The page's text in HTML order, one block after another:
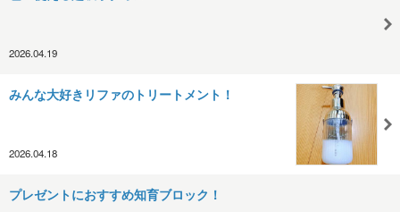
2026.04.19
みんな大好きリファのトリートメント！
2026.04.18
プレゼントにおすすめ知育ブロック！